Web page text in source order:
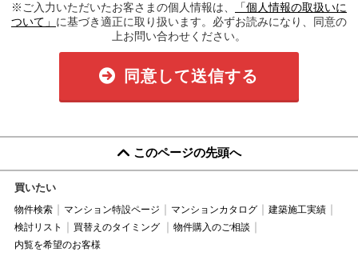
※ご入力いただいたお客さまの個人情報は、
「個人情報の取扱いに
ついて」 に基づき適正に取り扱います。必ずお読みになり、同意の
上お問い合わせください。
同意して送信する
このページの先頭へ
買いたい
物件検索 マンション特設ページ マンションカタログ
建築施工実績
検討リスト
買替えのタイミング
物件購入のご相談
内覧を希望のお客様